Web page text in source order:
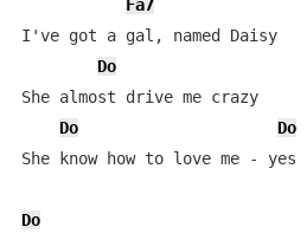
Fa7
I've got a gal, named Daisy
Do
She almost drive me crazy
Do
Do
She know how to love me - yes
Do